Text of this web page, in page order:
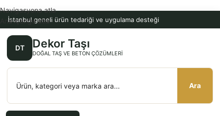
İstanbul geneli ürün tedariği ve uygulama desteği
DT Dekor Taşı
DOĞAL TAŞ VE BETON ÇÖZÜMLERI
Ara
Navigasyona atla
Ana içeriğe atla